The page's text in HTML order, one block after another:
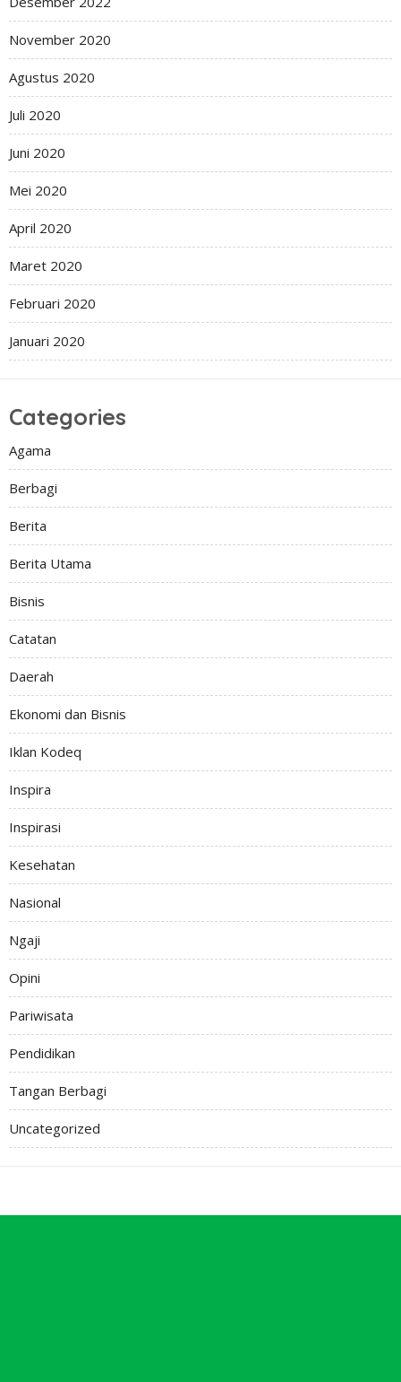
November 2020
Agustus 2020
Juli 2020
Juni 2020
Mei 2020
April 2020
Maret 2020
Februari 2020
Januari 2020
Categories
Agama
Berbagi
Berita
Berita Utama
Bisnis
Catatan
Daerah
Ekonomi dan Bisnis
Iklan Kodeq
Inspira
Inspirasi
Kesehatan
Nasional
Ngaji
Opini
Pariwisata
Pendidikan
Tangan Berbagi
Uncategorized